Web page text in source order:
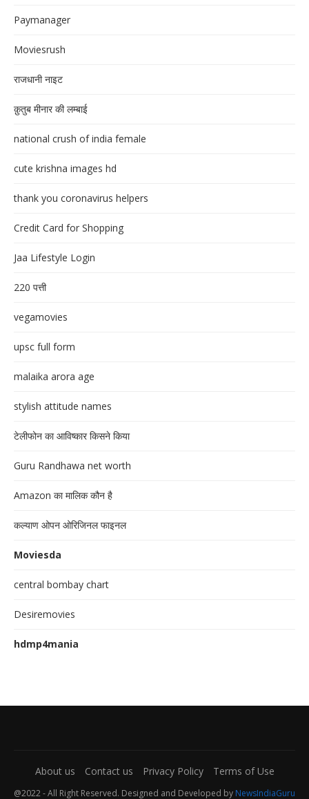
Paymanager
Moviesrush
राजधानी नाइट
क़ुतुब मीनार की लम्बाई
national crush of india female
cute krishna images hd
thank you coronavirus helpers
Credit Card for Shopping
Jaa Lifestyle Login
220 पत्ती
vegamovies
upsc full form
malaika arora age
stylish attitude names
टेलीफोन का आविष्कार किसने किया
Guru Randhawa net worth
Amazon का मालिक कौन है
कल्याण ओपन ओरिजिनल फाइनल
Moviesda
central bombay chart
Desiremovies
hdmp4mania
About us Contact us Privacy Policy Terms of Use
@2022 - All Right Reserved. Designed and Developed by NewsIndiaGuru